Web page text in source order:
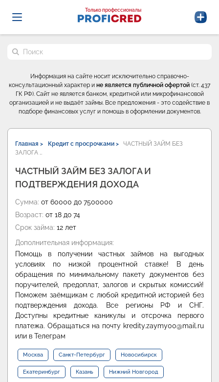
Probrokery - Только профессионалы
Только профессионалы
Поиск по сайту
Информация на сайте носит исключительно справочно-
консультационный характер и не является публичной офертой (ст. 437
ГК РФ). Сайт не является банком, кредитной или микрофинансовой
организацией и не выдаёт займы. Все предложения - это содействие в
подборе финансовых услуг и помощь в оформлении документов.
Главная > Кредит с просрочками >
ЧАСТНЫЙ ЗАЙМ БЕЗ
ЗАЛОГА …
ЧАСТНЫЙ ЗАЙМ БЕЗ ЗАЛОГА И
ПОДТВЕРЖДЕНИЯ ДОХОДА
Сумма: от 60000 до 7500000
Возраст: от 18 до 74
Срок займа: 12 лет
Дополнительная информация:
Помощь в получении частных займов на выгодных
условиях по низкой процентной ставке! В день
обращения по минимальному пакету документов без
поручителей, предоплат, залогов и скрытых комиссий!
Поможем заёмщикам с любой кредитной историей без
подтверждения дохода. Все регионы РФ и СНГ.
Доступны кредитные каникулы и отсрочка первого
платежа. Обращаться на почту kredity.zaymy00@mail.ru
или в Телеграм
Москва Санкт-Петербург Новосибирск
Екатеринбург Казань Нижний Новгород